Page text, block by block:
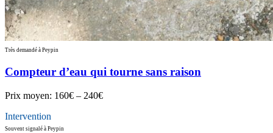
Très demandé à Peypin
Compteur d’eau qui tourne sans raison
Prix moyen: 160€ – 240€
Intervention
Souvent signalé à Peypin